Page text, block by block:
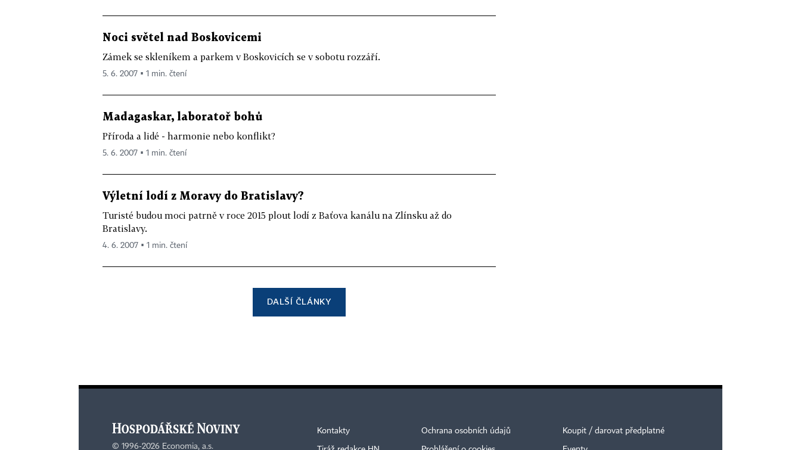
Noci světel nad Boskovicemi
Zámek se skleníkem a parkem v Boskovicích se v sobotu rozzáří.
5. 6. 2007 ▪ 1 min. čtení
Madagaskar, laboratoř bohů
Příroda a lidé - harmonie nebo konflikt?
5. 6. 2007 ▪ 1 min. čtení
Výletní lodí z Moravy do Bratislavy?
Turisté budou moci patrně v roce 2015 plout lodí z Baťova kanálu na Zlínsku až do
Bratislavy.
4. 6. 2007 ▪ 1 min. čtení
DALŠÍ ČLÁNKY
© 1996-2026 Economia, a.s.
Kontakty Ochrana osobních údajů Koupit / darovat předplatné